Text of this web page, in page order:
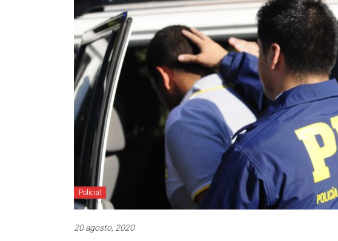
Policial
20 agosto, 2020